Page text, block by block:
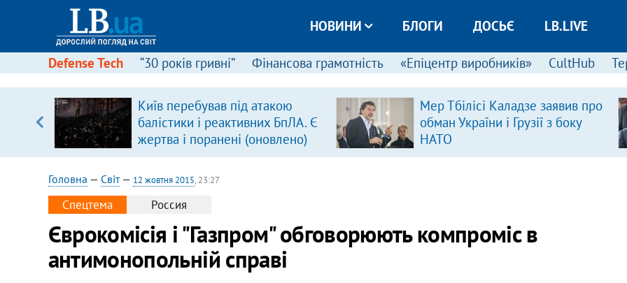
НОВИНИ БЛОГИ ДОСЬЄ LB.LIVE
Defense Tech “30 років гривні” Фінансова грамотність «Епіцентр виробників» CultHub
Київ перебував під атакою
балістики і реактивних БпЛА. Є
жертва і поранені (оновлено)
Мер Тбілісі Каладзе заявив про
обман України і Грузії з боку
НАТО
Головна — Світ— 12 жовтня 2015, 23:27
Спецтема Россия
Єврокомісія і "Газпром" обговорюють компроміс в
антимонопольній справі